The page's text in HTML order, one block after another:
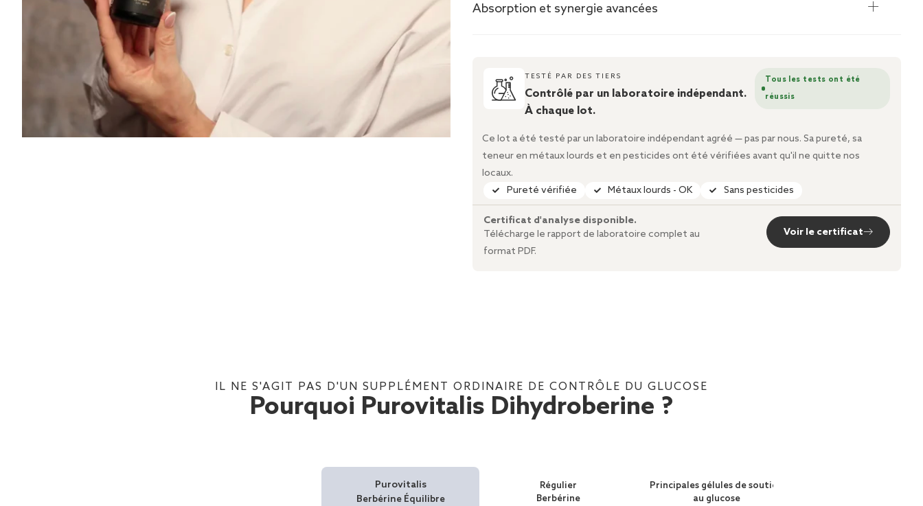
Absorption et synergie avancées
TESTÉ PAR DES TIERS
Contrôlé par un laboratoire indépendant.
À chaque lot.
Tous les tests ont été
réussis
Ce lot a été testé par un laboratoire indépendant agréé — pas par nous. Sa pureté, sa
teneur en métaux lourds et en pesticides ont été vérifiées avant qu'il ne quitte nos
locaux.
Pureté vérifiée
Métaux lourds - OK Sans pesticides
Certificat d'analyse disponible.
Télécharge le rapport de laboratoire complet au
format PDF.
Voir le certificat
IL NE S'AGIT PAS D'UN SUPPLÉMENT ORDINAIRE DE CONTRÔLE DU GLUCOSE
Pourquoi Purovitalis Dihydroberine ?
Purovitalis
Berbérine Équilibre
Régulier
Berbérine
Principales gélules de soutien
au glucose